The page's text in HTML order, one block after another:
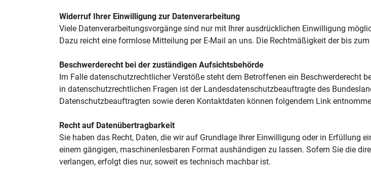
Widerruf Ihrer Einwilligung zur Datenverarbeitung
Viele Datenverarbeitungsvorgänge sind nur mit Ihrer ausdrücklichen Einwilligung
Dazu reicht eine formlose Mitteilung per E-Mail an uns. Die Rechtmäßigkeit der bis
Beschwerderecht bei der zuständigen Aufsichtsbehörde
Im Falle datenschutzrechtlicher Verstöße steht dem Betroffenen ein Beschwerderecht
in datenschutzrechtlichen Fragen ist der Landesdatenschutzbeauftragte des
Datenschutzbeauftragten sowie deren Kontaktdaten können folgendem Link
Recht auf Datenübertragbarkeit
Sie haben das Recht, Daten, die wir auf Grundlage Ihrer Einwilligung oder in Erfüllung
einem gängigen, maschinenlesbaren Format aushändigen zu lassen. Sofern Sie die
verlangen, erfolgt dies nur, soweit es technisch machbar ist.